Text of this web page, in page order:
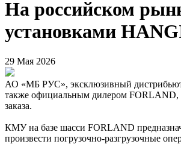
На российском
установками
29 Мая 2026
АО «МБ РУС», эксклюзивный
также официальным дилером
заказа.
КМУ на базе шасси FORLAND
произвести погрузочно-разгрузочные